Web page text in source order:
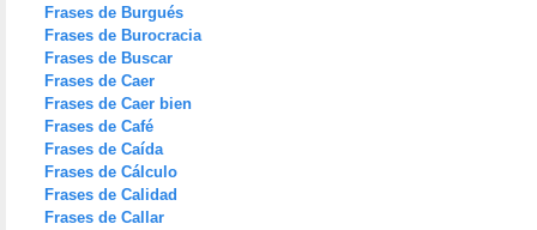
Frases de Burgués
Frases de Burocracia
Frases de Buscar
Frases de Caer
Frases de Caer bien
Frases de Café
Frases de Caída
Frases de Cálculo
Frases de Calidad
Frases de Callar